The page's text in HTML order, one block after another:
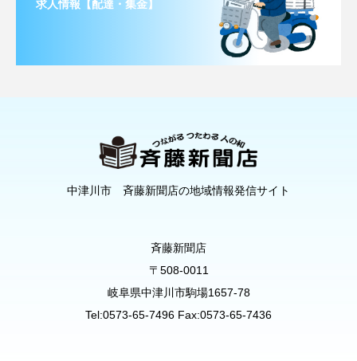
求人情報【配達・集金】
中津川市 斉藤新聞店の地域情報発信サイト
斉藤新聞店
〒508-0011
岐阜県中津川市駒場1657-78
Tel:0573-65-7496 Fax:0573-65-7436